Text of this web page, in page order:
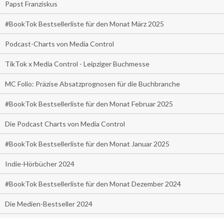
Papst Franziskus
#BookTok Bestsellerliste für den Monat März 2025
Podcast-Charts von Media Control
TikTok x Media Control - Leipziger Buchmesse
MC Folio: Präzise Absatzprognosen für die Buchbranche
#BookTok Bestsellerliste für den Monat Februar 2025
Die Podcast Charts von Media Control
#BookTok Bestsellerliste für den Monat Januar 2025
Indie-Hörbücher 2024
#BookTok Bestsellerliste für den Monat Dezember 2024
Die Medien-Bestseller 2024